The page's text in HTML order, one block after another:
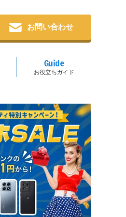
お問い合わせ
Guide
お役立ちガイド